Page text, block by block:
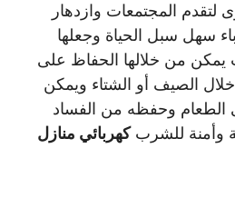
المجتمعات وازدهار
سهل سبل الحياة وجعلها
يمكن من خلالها الحفاظ على
خلال الصيف أو الشتاء ويمكن
الطعام وحفظه من الفساد
وأمنة للشربكهربائي منازل